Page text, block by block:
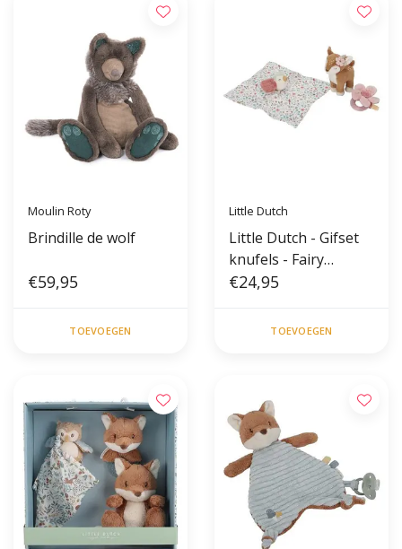
Moulin Roty
Brindille de wolf
€59,95
TOEVOEGEN
Little Dutch
Little Dutch - Gifset
knufels - Fairy
Garden
€24,95
TOEVOEGEN